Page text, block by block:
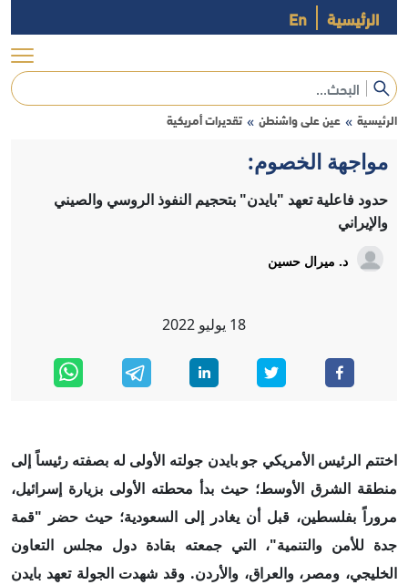
الرئيسية En
الرئيسية » عين على واشنطن » تقديرات أمريكية
مواجهة الخصوم:
حدود فاعلية تعهد "بايدن" بتحجيم النفوذ الروسي والصيني
والإيراني
د. ميرال حسين
18 يوليو 2022
اختتم الرئيس الأمريكي جو بايدن جولته الأولى له بصفته رئيساً إلى
منطقة الشرق الأوسط؛ حيث بدأ محطته الأولى بزيارة إسرائيل،
مروراً بفلسطين، قبل أن يغادر إلى السعودية؛ حيث حضر "قمة
جدة للأمن والتنمية"، التي جمعته بقادة دول مجلس التعاون
الخليجي، ومصر، والعراق، والأردن. وقد شهدت الجولة تعهد بايدن